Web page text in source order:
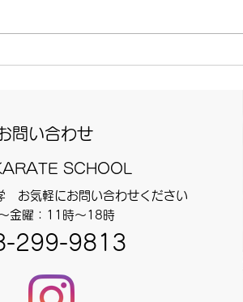
問い合わせ
SCHOOL
お気軽にお問い合わせください
金曜：11時～18時
299-9813